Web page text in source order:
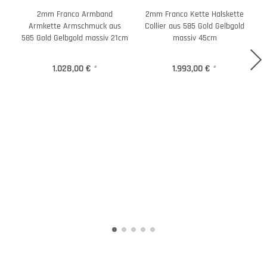
2mm Franco Armband
Armkette Armschmuck aus
585 Gold Gelbgold massiv 21cm
1.028,00 € *
2mm Franco Kette Halskette
Collier aus 585 Gold Gelbgold
massiv 45cm
1.993,00 € *